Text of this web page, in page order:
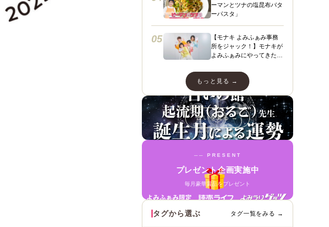
ーマンとツナの塩昆布バタ
ーパスタ」
05
【モナキ よみふぁみ事務
所をジャック！】モナキが
よみふぁみにやってきた！
ダンスあり☆スペシャルイ
ンタビューも＼（＾ ＾）
／
もっと見る →
占いを見る →
── PRESENT
プレゼント企画実施中
毎月豪華賞品をプレゼント
タグから選ぶ タグ一覧をみる →